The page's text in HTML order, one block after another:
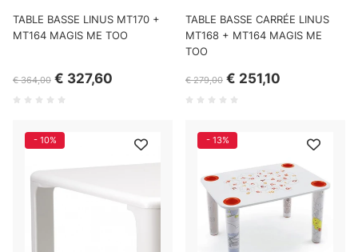
TABLE BASSE LINUS MT170 +
MT164 MAGIS ME TOO
€ 364,00 € 327,60
TABLE BASSE CARRÉE LINUS
MT168 + MT164 MAGIS ME
TOO
€ 279,00 € 251,10
- 10% - 13%